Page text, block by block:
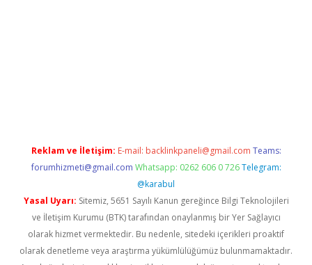
Reklam ve İletişim: E-mail: backlinkpaneli@gmail.com Teams:
forumhizmeti@gmail.com Whatsapp: 0262 606 0 726 Telegram:
@karabul
Yasal Uyarı: Sitemiz, 5651 Sayılı Kanun gereğince Bilgi Teknolojileri
ve İletişim Kurumu (BTK) tarafından onaylanmış bir Yer Sağlayıcı
olarak hizmet vermektedir. Bu nedenle, sitedeki içerikleri proaktif
olarak denetleme veya araştırma yükümlülüğümüz bulunmamaktadır.